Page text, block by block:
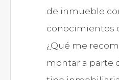
de inmueble
conocimientos
¿Qué me
montar a parte